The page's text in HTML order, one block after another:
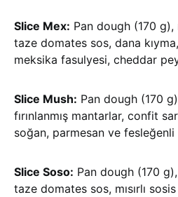
Slice Mex: Pan dough (170
taze domates sos, dana
meksika fasulyesi, cheddar
Slice Mush: Pan dough (170
fırınlanmış mantarlar, confit
soğan, parmesan ve fesleğenli
Slice Soso: Pan dough (170
taze domates sos, mısırlı